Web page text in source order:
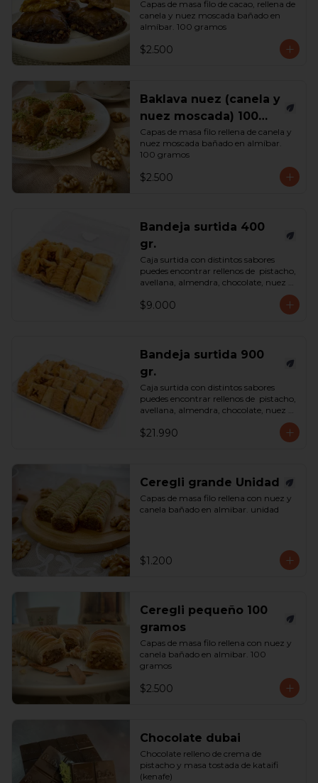
Capas de masa filo de cacao, rellena de
canela y nuez moscada bañado en
almíbar. 100 gramos
$2.500
Baklava nuez (canela y
nuez moscada) 100
gramos
Capas de masa filo rellena de canela y
nuez moscada bañado en almíbar.
100 gramos
$2.500
Bandeja surtida 400
gr.
Caja surtida con distintos sabores
puedes encontrar rellenos de  pistacho,
avellana, almendra, chocolate, nuez y
*Surtido enviado sujeto a
$9.000
Bandeja surtida 900
gr.
Caja surtida con distintos sabores
puedes encontrar rellenos de  pistacho,
avellana, almendra, chocolate, nuez y
*Surtido enviado sujeto a
$21.990
Ceregli grande Unidad
Capas de masa filo rellena con nuez y
canela bañado en almibar. unidad
$1.200
Ceregli pequeño 100
gramos
Capas de masa filo rellena con nuez y
canela bañado en almibar. 100
gramos
$2.500
Chocolate dubai
Chocolate relleno de crema de
pistacho y masa tostada de kataifi
(kenafe)